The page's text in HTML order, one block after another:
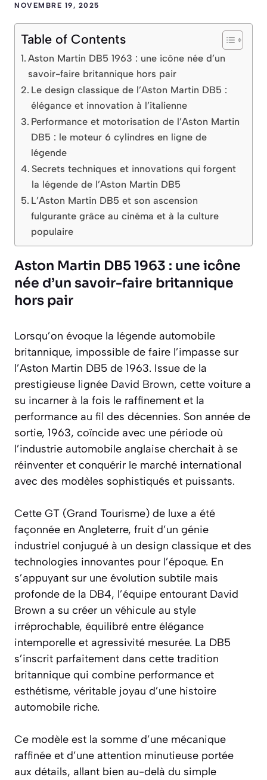
NOVEMBRE 19, 2025
Table of Contents
Aston Martin DB5 1963 : une icône née d’un
savoir-faire britannique hors pair
Le design classique de l’Aston Martin DB5 :
élégance et innovation à l’italienne
Performance et motorisation de l’Aston Martin
DB5 : le moteur 6 cylindres en ligne de
légende
Secrets techniques et innovations qui forgent
la légende de l’Aston Martin DB5
L’Aston Martin DB5 et son ascension
fulgurante grâce au cinéma et à la culture
populaire
Aston Martin DB5 1963 : une icône
née d’un savoir-faire britannique
hors pair
Lorsqu’on évoque la légende automobile
britannique, impossible de faire l’impasse sur
l’Aston Martin DB5 de 1963. Issue de la
prestigieuse lignée David Brown, cette voiture a
su incarner à la fois le raffinement et la
performance au fil des décennies. Son année de
sortie, 1963, coïncide avec une période où
l’industrie automobile anglaise cherchait à se
réinventer et conquérir le marché international
avec des modèles sophistiqués et puissants.
Cette GT (Grand Tourisme) de luxe a été
façonnée en Angleterre, fruit d’un génie
industriel conjugué à un design classique et des
technologies innovantes pour l’époque. En
s’appuyant sur une évolution subtile mais
profonde de la DB4, l’équipe entourant David
Brown a su créer un véhicule au style
irréprochable, équilibré entre élégance
intemporelle et agressivité mesurée. La DB5
s’inscrit parfaitement dans cette tradition
britannique qui combine performance et
esthétisme, véritable joyau d’une histoire
automobile riche.
Ce modèle est la somme d’une mécanique
raffinée et d’une attention minutieuse portée
aux détails, allant bien au-delà du simple